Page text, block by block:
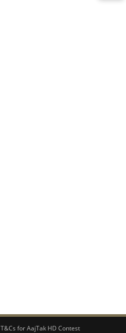
T&Cs for AajTak HD Contest